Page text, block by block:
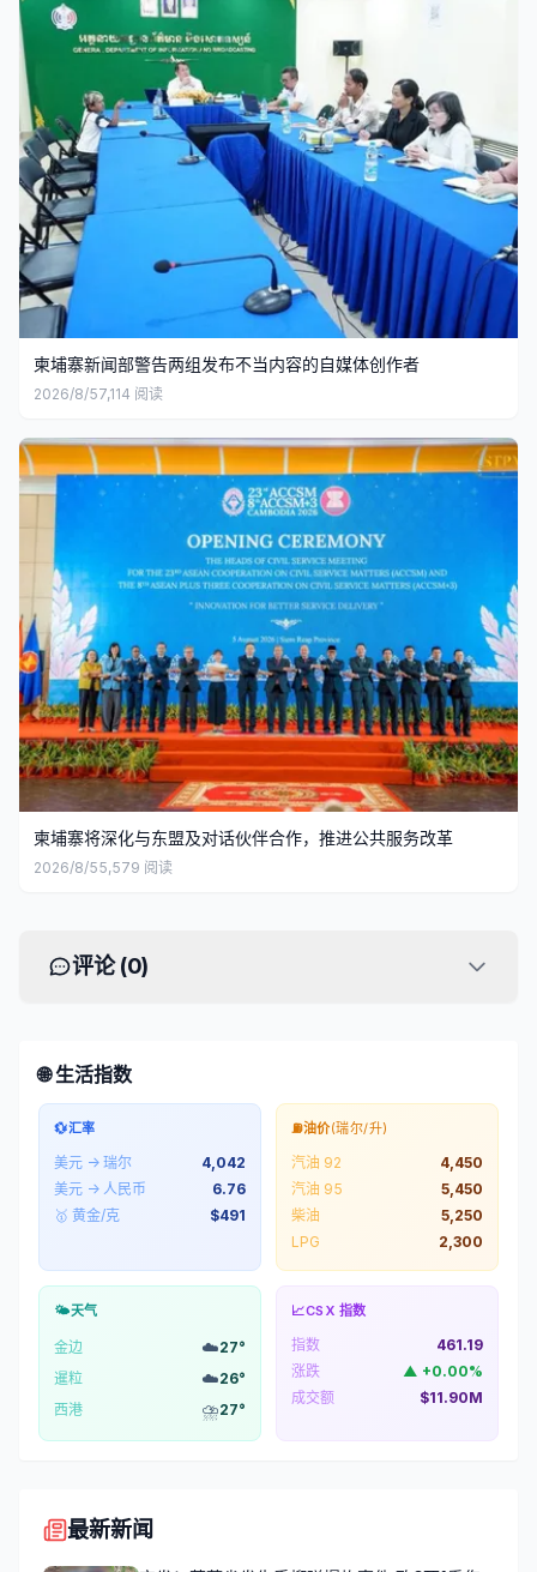
柬埔寨新闻部警告两组发布不当内容的自媒体创作者
2026/8/57,114 阅读
柬埔寨将深化与东盟及对话伙伴合作，推进公共服务改革
2026/8/55,579 阅读
评论 (0)
🌐 生活指数
💱汇率
美元 → 瑞尔
4,042
美元 → 人民币
6.76
🥇 黄金/克
$491
⛽油价(瑞尔/升)
汽油 92
4,450
汽油 95
5,450
柴油
5,250
LPG
2,300
🌤️天气
金边 ☁️27°
暹粒
☁️26°
西港
⛈️27°
📈CSX 指数
指数
461.19
涨跌
▲ +0.00%
成交额
$11.90M
最新新闻